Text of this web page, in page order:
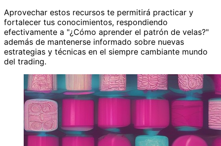
Aprovechar estos recursos te permitirá practicar y
fortalecer tus conocimientos, respondiendo
efectivamente a "¿Cómo aprender el patrón de velas?"
además de mantenerse informado sobre nuevas
estrategias y técnicas en el siempre cambiante mundo
del trading.